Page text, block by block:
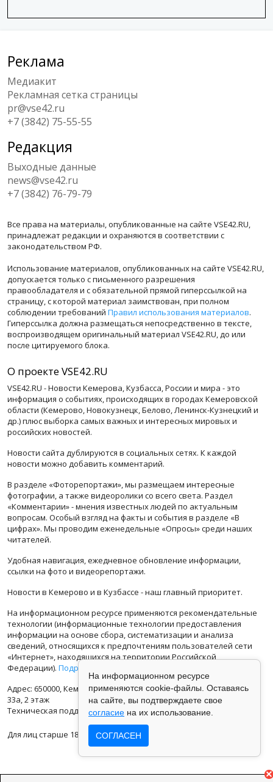
Реклама
Медиакит
Рекламная сетка страницы
pr@vse42.ru
+7 (3842) 75-55-55
Редакция
Выходные данные
news@vse42.ru
+7 (3842) 76-79-79
Все права на материалы, опубликованные на сайте VSE42.RU,
принадлежат редакции и охраняются в соответствии с
законодательством РФ.
Использование материалов, опубликованных на сайте VSE42.RU,
допускается только с письменного разрешения
правообладателя и с обязательной прямой гиперссылкой на
страницу, с которой материал заимствован, при полном
соблюдении требований Правил использования материалов.
Гиперссылка должна размещаться непосредственно в тексте,
воспроизводящем оригинальный материал VSE42.RU, до или
после цитируемого блока.
О проекте VSE42.RU
VSE42.RU - Новости Кемерова, Кузбасса, России и мира - это
информация о событиях, происходящих в городах Кемеровской
области (Кемерово, Новокузнецк, Белово, Ленинск-Кузнецкий и
др.) плюс выборка самых важных и интересных мировых и
российских новостей.
Новости сайта дублируются в социальных сетях. К каждой
новости можно добавить комментарий.
В разделе «Фоторепортажи», мы размещаем интересные
фотографии, а также видеоролики со всего света. Раздел
«Комментарии» - мнения известных людей по актуальным
вопросам. Особый взгляд на факты и события в разделе «В
цифрах». Мы проводим еженедельные «Опросы» среди наших
читателей.
Удобная навигация, ежедневное обновление информации,
ссылки на фото и видеорепортажи.
Новости в Кемерово и в Кузбассе - наш главный приоритет.
На информационном ресурсе применяются рекомендательные
технологии (информационные технологии предоставления
информации на основе сбора, систематизации и анализа
сведений, относящихся к предпочтениям пользователей сети
«Интернет», находящихся на территории Российской
Федерации). Подробная информация
Адрес: 650000, Кемеровская Область, г.Кемерово, ул.Кузбасская
33а, 2 этаж
Техническая поддержка: support@vse42.ru
Для лиц старше 18 лет.
На информационном ресурсе
применяются cookie-файлы. Оставаясь
на сайте, вы подтверждаете свое
согласие на их использование.
СОГЛАСЕН